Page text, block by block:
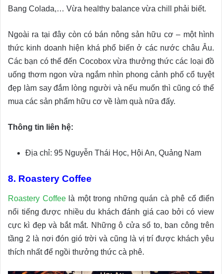
Bang Colada,… Vừa healthy balance vừa chill phải biết.
Ngoài ra tại đây còn có bán nông sản hữu cơ – một hình
thức kinh doanh hiện khá phổ biến ở các nước châu Âu.
Các bạn có thể đến Cocobox vừa thưởng thức các loại đồ
uống thơm ngon vừa ngắm nhìn phong cảnh phố cổ tuyệt
đẹp làm say đắm lòng người và nếu muốn thì cũng có thể
mua các sản phẩm hữu cơ về làm quà nữa đấy.
Thông tin liên hệ:
Địa chỉ: 95 Nguyễn Thái Học, Hội An, Quảng Nam
8. Roastery Coffee
Roastery Coffeelà một trong những quán cà phê cổ điển
nổi tiếng được nhiều du khách đánh giá cao bởi có view
cực kì đẹp và bắt mắt. Những ô cửa sổ to, ban công trên
tầng 2 là nơi đón gió trời và cũng là vị trí được khách yêu
thích nhất để ngồi thưởng thức cà phê.